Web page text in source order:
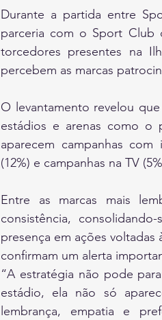
Durante a partida entre
parceria com o Sport Club
torcedores presentes na
percebem as marcas
O levantamento revelou
estádios e arenas como o
aparecem campanhas
(12%) e campanhas na TV
Entre as marcas mais
consistência,
presença em ações
confirmam um alerta
“A estratégia não pode
estádio, ela não só
lembrança, empatia e